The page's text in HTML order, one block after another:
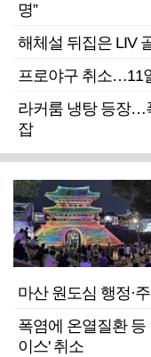
명”
해체설 뒤집은 LIV
프로야구 취소…11
라커룸 냉탕 등장…
잡
마산 원도심 행정·
폭염에 온열질환
이스' 취소